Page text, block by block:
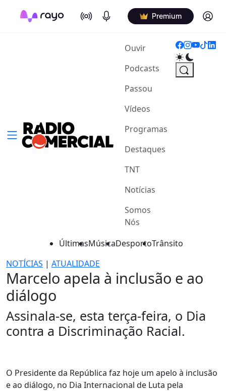
On Air Podcasts Premium Log in
Ouvir(current)
Podcasts
Passou
Vídeos
Programas
Destaques
TNT
Notícias
Somos
Nós
ÚltimasMúsicaDesportoTrânsito
NOTÍCIAS | ATUALIDADE
Marcelo apela à inclusão e ao
diálogo
Assinala-se, esta terça-feira, o Dia
contra a Discriminação Racial.
O Presidente da República faz hoje um apelo à inclusão
e ao diálogo, no Dia Internacional de Luta pela